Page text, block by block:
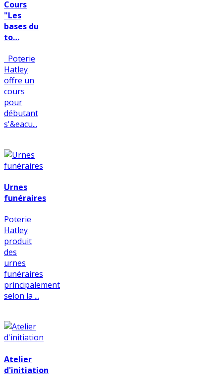
Cours
"Les
bases du
to…
Poterie
Hatley
offre un
cours
pour
débutant
s'&eacu...
Urnes
funéraires
Poterie
Hatley
produit
des
urnes
funéraires
principalement
selon la ...
Atelier
d'initiation